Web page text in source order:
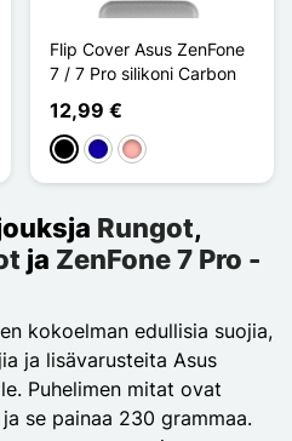
Flip Cover Asus ZenFone
7 / 7 Pro silikoni Carbon
12,99 €
MustaBleu Foncé
Or Rose
Rungot,
ja ZenFone 7 Pro -
kokoelman edullisia suojia,
ja lisävarusteita Asus
Puhelimen mitat ovat
se painaa 230 grammaa.